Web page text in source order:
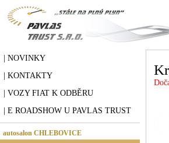
| NOVINKY
| KONTAKTY
| VOZY FIAT K ODBĚRU
| E ROADSHOW U PAVLAS TRUST
autosalon CHLEBOVICE